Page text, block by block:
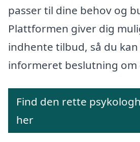
passer til dine behov og
Plattformen giver dig
indhente tilbud, så du
informeret beslutning om
Find den rette
her